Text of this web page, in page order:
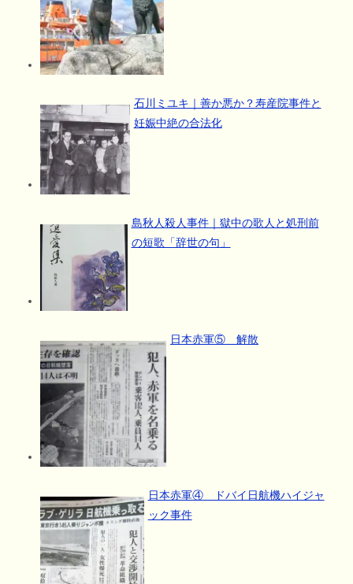
石川ミユキ｜善か悪か？寿産院事件と
妊娠中絶の合法化
島秋人殺人事件｜獄中の歌人と処刑前
の短歌「辞世の句」
日本赤軍⑤ 解散
日本赤軍④ ドバイ日航機ハイジャ
ック事件